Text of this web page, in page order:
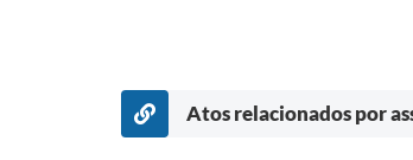
Atos relacionados por